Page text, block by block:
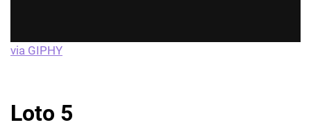
via GIPHY
Loto 5